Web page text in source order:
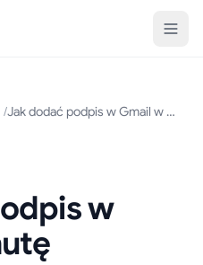
/ Jak dodać podpis w Gmail w minutę
w